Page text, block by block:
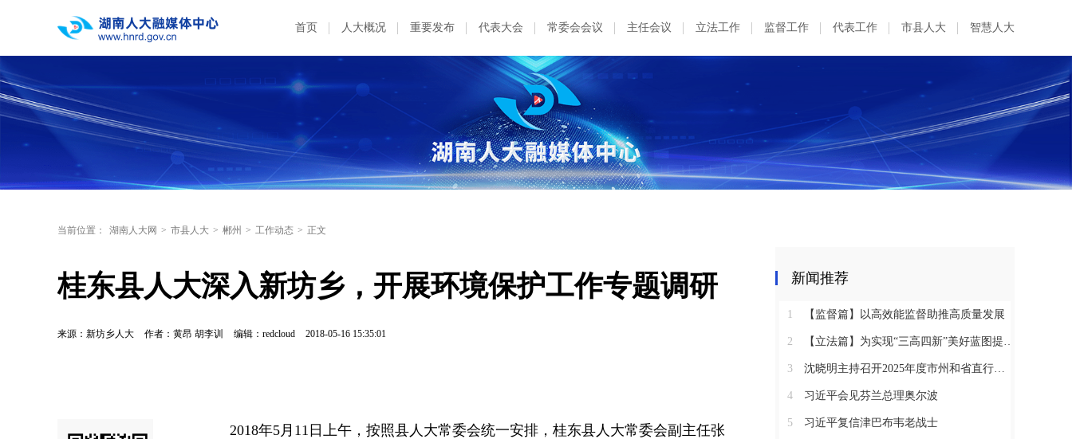
首页 人大概况 重要发布 代表大会 常委会会议 主任会议 立法工作 监督工作 代表工作 市县人大 智慧人大
当前位置： 湖南人大网 > 市县人大 > 郴州 > 工作动态 > 正文
桂东县人大深入新坊乡，开展环境保护工作专题调研
来源：新坊乡人大 作者：黄昂 胡李训 编辑：redcloud 2018-05-16 15:35:01
2018年5月11日上午，按照县人大常委会统一安排，桂东县人大常委会副主任张
新闻推荐
1 【监督篇】以高效能监督助推高质量发展
2 【立法篇】为实现“三高四新”美好蓝图提供坚实法治保障
3 沈晓明主持召开2025年度市州和省直行业系统党（工）委书记抓基层党建工作述职评议会议
4 习近平会见芬兰总理奥尔波
5 习近平复信津巴布韦老战士